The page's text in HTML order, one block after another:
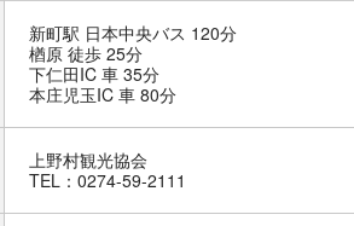
新町駅 日本中央バス 120分
楢原 徒歩 25分
下仁田IC 車 35分
本庄児玉IC 車 80分
上野村観光協会
TEL：0274-59-2111